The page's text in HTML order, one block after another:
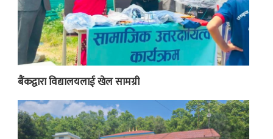
बैंकद्वारा विद्यालयलाई खेल सामग्री